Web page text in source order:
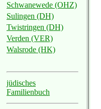
Schwanewede (OHZ)
Sulingen (DH)
Twistringen (DH)
Verden (VER)
Walsrode (HK)
jüdisches
Familienbuch